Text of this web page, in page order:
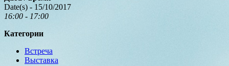
Date(s) - 15/10/2017
16:00 - 17:00
Категории
Встреча
Выставка